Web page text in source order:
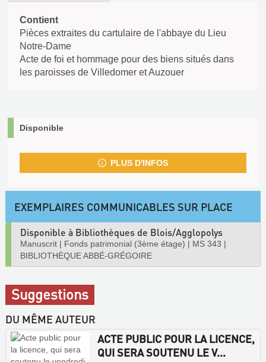
Contient
Pièces extraites du cartulaire de l'abbaye du Lieu
Notre-Dame
Acte de foi et hommage pour des biens situés dans
les paroisses de Villedomer et Auzouer
Disponible
PLUS D'INFOS
EXEMPLAIRES COMMUNICABLES SUR PLACE
Disponible à Bibliothèques de Blois/Agglopolys
Manuscrit | Fonds patrimonial (3ème étage) | MS 343 |
BIBLIOTHÈQUE ABBÉ-GRÉGOIRE
Suggestions
DU MÊME AUTEUR
ACTE PUBLIC POUR LA LICENCE,
QUI SERA SOUTENU LE V...